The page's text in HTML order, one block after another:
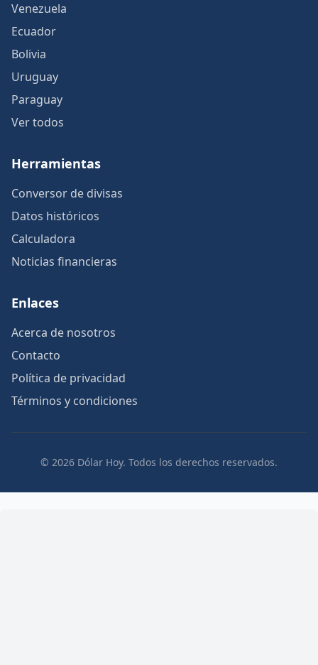
Venezuela
Ecuador
Bolivia
Uruguay
Paraguay
Ver todos
Herramientas
Conversor de divisas
Datos históricos
Calculadora
Noticias financieras
Enlaces
Acerca de nosotros
Contacto
Política de privacidad
Términos y condiciones
© 2026 Dólar Hoy. Todos los derechos reservados.